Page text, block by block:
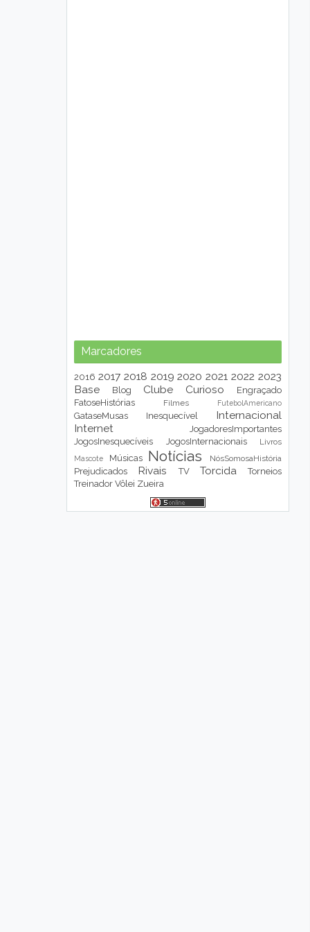
Marcadores
2016 2017 2018 2019 2020 2021 2022 2023
Base
Blog Clube Curioso
Engraçado
FatoseHistórias
Filmes FutebolAmericano
GataseMusas Inesquecível
Internacional
Internet
JogadoresImportantes
JogosInesquecíveis
JogosInternacionais Livros
Mascote Músicas Notícias NósSomosaHistória
Prejudicados Rivais TV Torcida
Torneios
Treinador Vôlei Zueira